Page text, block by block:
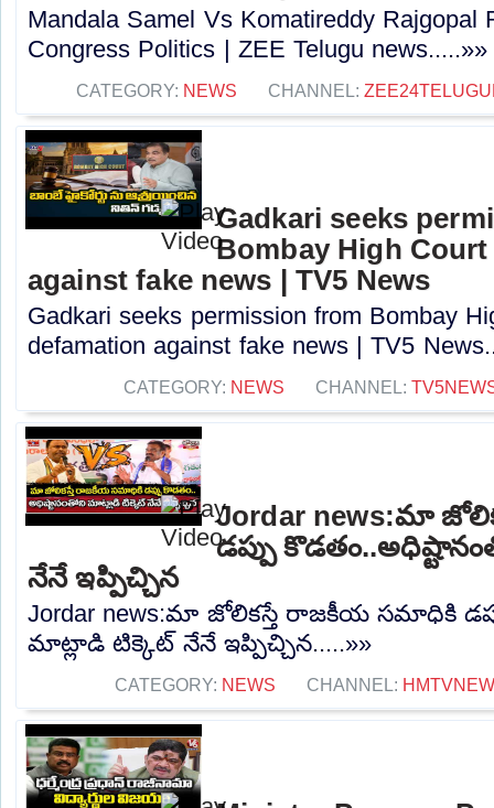
Mandala Samel Vs Komatireddy Rajgopal
Congress Politics | ZEE Telugu news.....»»
CATEGORY: NEWS CHANNEL:
Gadkari seeks
Bombay High
against fake news | TV5 News
Gadkari seeks permission from Bombay
defamation against fake news | TV5
CATEGORY: NEWS CHANNEL:
Jordar news:మా
డప్పు
నేనే ఇప్పిచ్చిన
Jordar news:మా జోలికస్తే రాజకీయ సమాధికి
మాట్లాడి టిక్కెట్ నేనే ఇప్పిచ్చిన.....»»
CATEGORY: NEWS CHANNEL: